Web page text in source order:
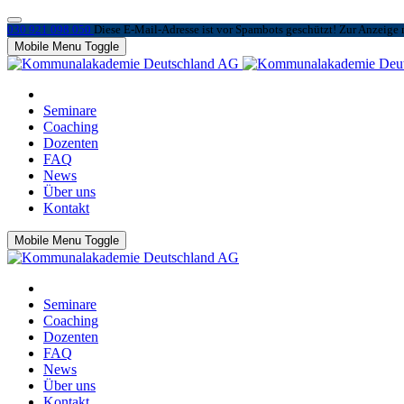
030 921 098 050 Diese E-Mail-Adresse ist vor Spambots geschützt! Zur Anzeige
Mobile Menu Toggle
Seminare
Coaching
Dozenten
FAQ
News
Über uns
Kontakt
Mobile Menu Toggle
Seminare
Coaching
Dozenten
FAQ
News
Über uns